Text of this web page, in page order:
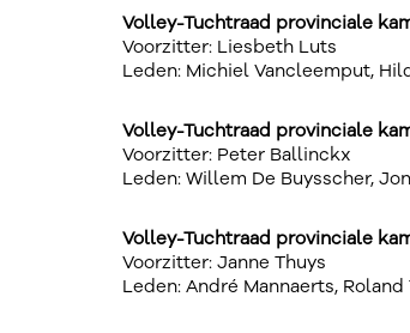
Volley-Tuchtraad provinciale
Voorzitter: Liesbeth Luts
Leden: Michiel Vancleemput,
Volley-Tuchtraad provinciale
Voorzitter: Peter Ballinckx
Leden: Willem De Buysscher,
Volley-Tuchtraad provinciale
Voorzitter: Janne Thuys
Leden: André Mannaerts,